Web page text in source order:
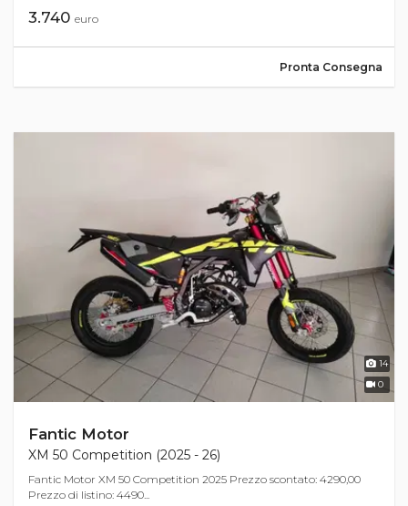
3.740 euro
Pronta Consegna
14
0
Fantic Motor
XM 50 Competition (2025 - 26)
Fantic Motor XM 50 Competition 2025 Prezzo scontato: 4290,00
Prezzo di listino: 4490...